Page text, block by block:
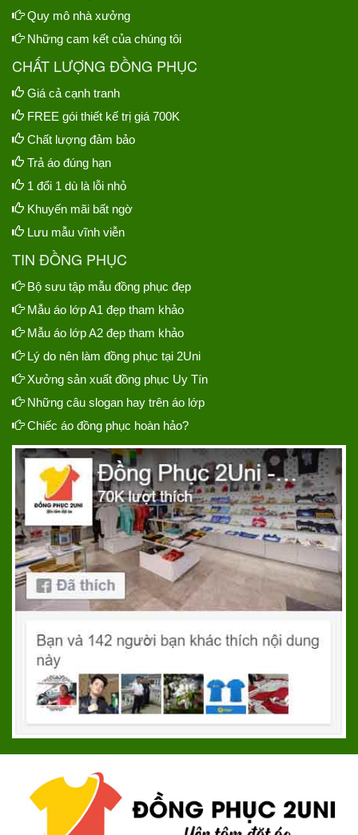
Quy mô nhà xưởng
Những cam kết của chúng tôi
CHẤT LƯỢNG ĐỒNG PHỤC
Giá cả cạnh tranh
FREE gói thiết kế trị giá 700K
Chất lượng đảm bảo
Trả áo đúng hạn
1 đổi 1 dù là lỗi nhỏ
Khuyến mãi bất ngờ
Lưu mẫu vĩnh viễn
TIN ĐỒNG PHỤC
Bộ sưu tập mẫu đồng phục đẹp
Mẫu áo lớp A1 đẹp tham khảo
Mẫu áo lớp A2 đẹp tham khảo
Lý do nên làm đồng phục tại 2Uni
Xưởng sản xuất đồng phục Uy Tín
Những câu slogan hay trên áo lớp
Chiếc áo đồng phục hoàn hảo?